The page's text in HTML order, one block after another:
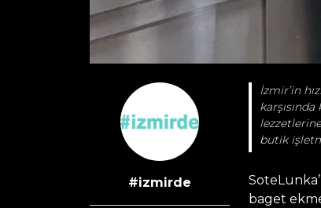
#izmirde
İzmir’in
butik
baget